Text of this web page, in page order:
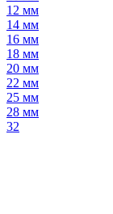
12 мм
14 мм
16 мм
18 мм
20 мм
22 мм
25 мм
28 мм
32